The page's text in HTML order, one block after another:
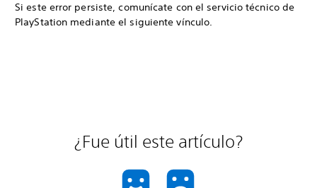
Si este error persiste, comunícate con el servicio técnico de
PlayStation mediante el siguiente vínculo.
¿Fue útil este artículo?